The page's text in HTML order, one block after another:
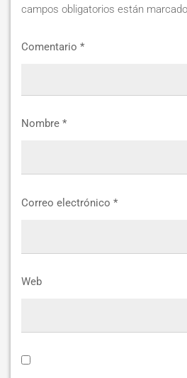
campos obligatorios están
Comentario *
Nombre *
Correo electrónico *
Web